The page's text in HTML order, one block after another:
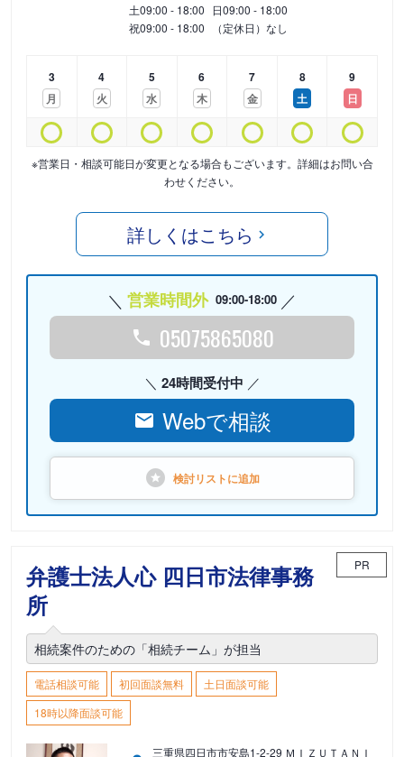
土09:00 - 18:00 日09:00 - 18:00
祝09:00 - 18:00 （定休日）なし
3
月
4
火
5
水
6
木
7
金
8
土
9
日
※営業日・相談可能日が変更となる場合もございます。詳細はお問い合
わせください。
詳しくはこちら
営業時間外 09:00-18:00
05075865080
24時間受付中
Webで相談
検討リストに追加
弁護士法人心 四日市法律事務
所
PR
相続案件のための「相続チーム」が担当
電話相談可能 初回面談無料
土日面談可能
18時以降面談可能
三重県四日市市安島1-2-29 ＭＩＺＵＴＡＮＩ